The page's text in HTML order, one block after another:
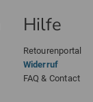
Hilfe
Retourenportal
Widerruf
FAQ & Contact